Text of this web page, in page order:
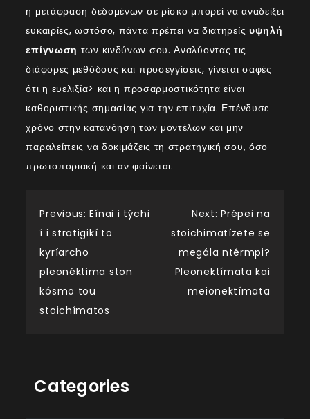
η μετάφραση δεδομένων σε ρίσκο μπορεί να αναδείξει
ευκαιρίες, ωστόσο, πάντα πρέπει να διατηρείς υψηλή
επίγνωση των κινδύνων σου. Αναλύοντας τις
διάφορες μεθόδους και προσεγγίσεις, γίνεται σαφές
ότι η ευελιξία> και η προσαρμοστικότητα είναι
καθοριστικής σημασίας για την επιτυχία. Επένδυσε
χρόνο στην κατανόηση των μοντέλων και μην
παραλείπεις να δοκιμάζεις τη στρατηγική σου, όσο
πρωτοποριακή και αν φαίνεται.
Post
navigation
Previous: Eínai i týchi
í i stratigikí to
kyríarcho
pleonéktima ston
kósmo tou
stoichímatos
Next: Prépei na
stoichimatízete se
megála ntérmpi?
Pleonektímata kai
meionektímata
Categories